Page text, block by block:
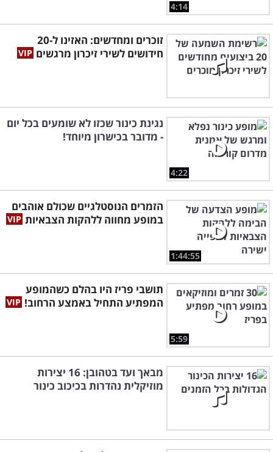
4:14
זוכרים ומחדשים: האזינו ל-20
חידושים לשירי זיכרון מרגשים
4:22
נגינת כינור שכזו לא שומעים בכל יום
- מדובר בכישרון מיוחד!
1:44:55
הזמרים הנוסטלגיים שכולם אוהבים
במופע מחווה ללהקות הצבאיות
5:59
תושבי פריז היו בהלם כשהמופע
המפתיע התחיל באמצע הרחוב!
מבאך ועד בטהובן: 16 יצירות
מוזיקלית נהדרות בכיכוב כינור